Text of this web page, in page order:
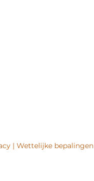
| Wettelijke bepalingen